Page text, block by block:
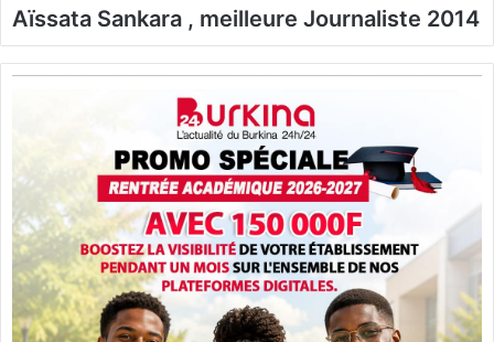
Aïssata Sankara , meilleure Journaliste 2014